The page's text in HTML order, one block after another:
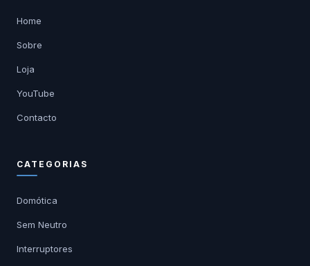
Home
Sobre
Loja
YouTube
Contacto
CATEGORIAS
Domótica
Sem Neutro
Interruptores